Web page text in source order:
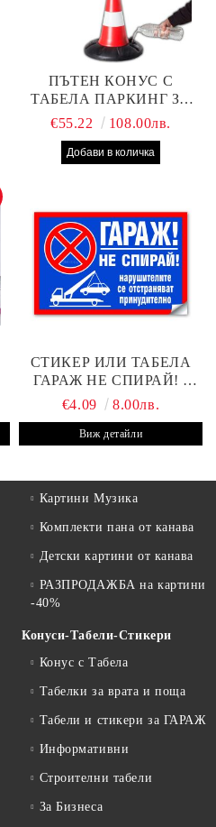
ПЪТЕН КОНУС С
ТАБЕЛА ПАРКИНГ ЗА
КЛИЕНТИ
€55.22 108.00лв.
СТИКЕР ИЛИ ТАБЕЛА
ГАРАЖ НЕ СПИРАЙ! -
30Х19 СМ
€4.09 8.00лв.
Виж детайли
Картини Музика
Комплекти пана от канава
Детски картини от канава
РАЗПРОДАЖБА на картини
-40%
Конуси-Табели-Стикери
Конус с Табела
Табелки за врата и поща
Табели и стикери за ГАРАЖ
Информативни
Строителни табели
За Бизнеса